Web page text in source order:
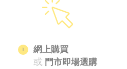
網上購買
或 門市即場選購
1